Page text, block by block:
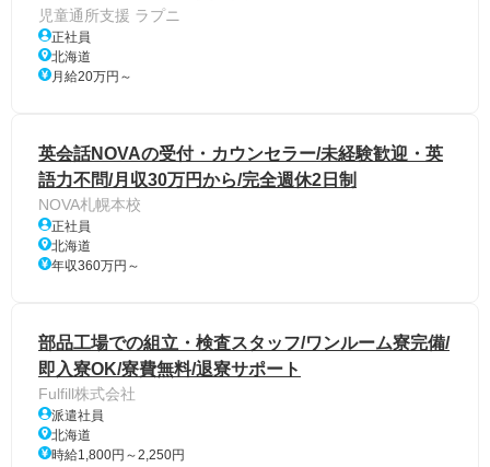
児童通所支援 ラプニ
正社員
北海道
月給20万円～
英会話NOVAの受付・カウンセラー/未経験歓迎・英
語力不問/月収30万円から/完全週休2日制
NOVA札幌本校
正社員
北海道
年収360万円～
部品工場での組立・検査スタッフ/ワンルーム寮完備/
即入寮OK/寮費無料/退寮サポート
Fulfill株式会社
派遣社員
北海道
時給1,800円～2,250円